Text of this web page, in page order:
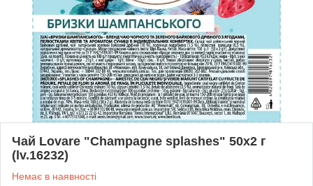
Чай Lovare "Champagne splashes" 50х2 г
(lv.16232)
Немає в наявності